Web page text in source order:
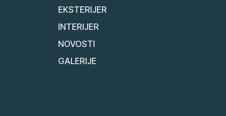
EKSTERIJER
INTERIJER
NOVOSTI
GALERIJE